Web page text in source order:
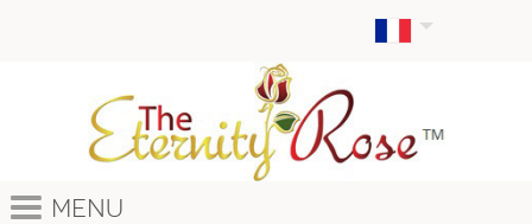
Menu